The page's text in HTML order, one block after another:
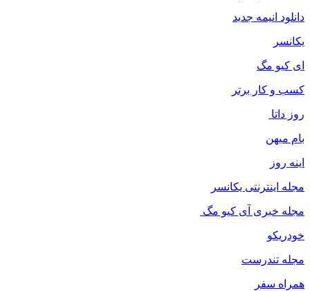
دانلود انیمه جدید
یکانسر
ای کیو مگ
کسب و کار برتر
روز داتا
بام میهن
اینه روز
مجله اینترنتی یکانسر
مجله خبری آی کیو مگ
خودریکو
مجله‌ تندرست
همراه سفر